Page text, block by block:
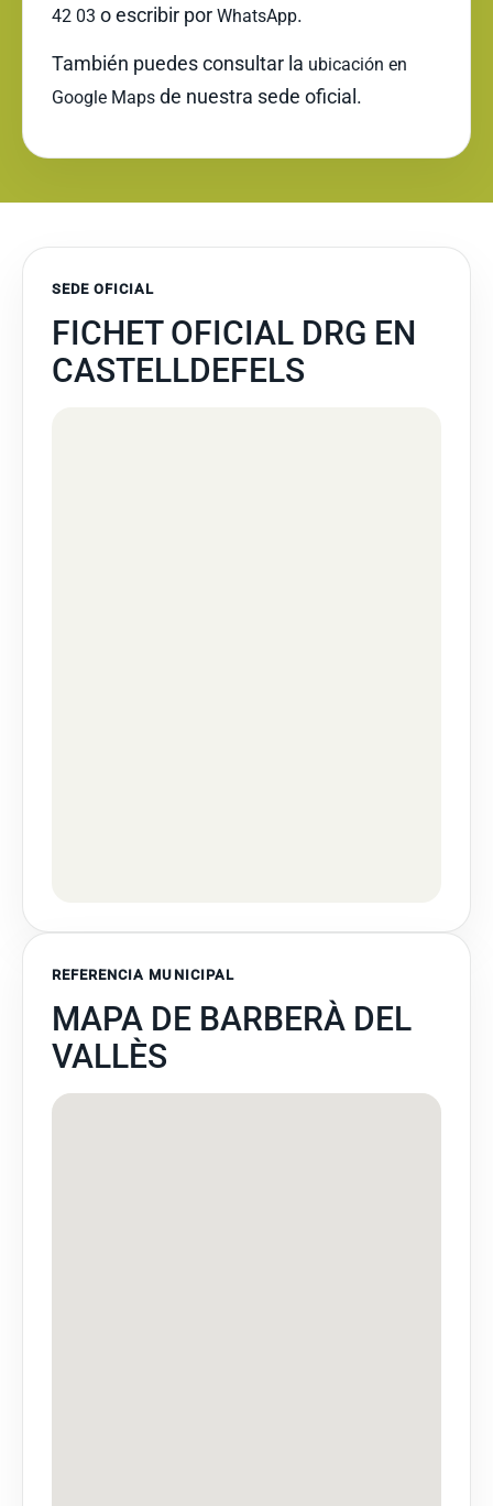
42 03 o escribir por WhatsApp.
También puedes consultar la ubicación en
Google Maps de nuestra sede oficial.
SEDE OFICIAL
FICHET OFICIAL DRG EN
CASTELLDEFELS
REFERENCIA MUNICIPAL
MAPA DE BARBERÀ DEL
VALLÈS